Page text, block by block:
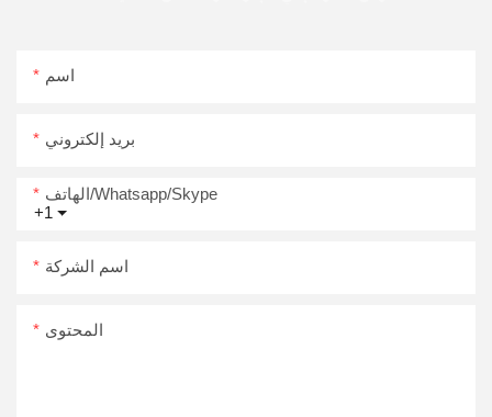
اسم
بريد إلكتروني
+1
الهاتف/Whatsapp/Skype
اسم الشركة
المحتوى